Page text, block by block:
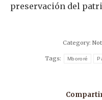
preservación del
Category:
Tags: Mbororé